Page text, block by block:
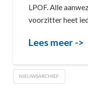
LPOF. Alle
voorzitter heet
Lees meer ->
NIEUWSARCHIEF